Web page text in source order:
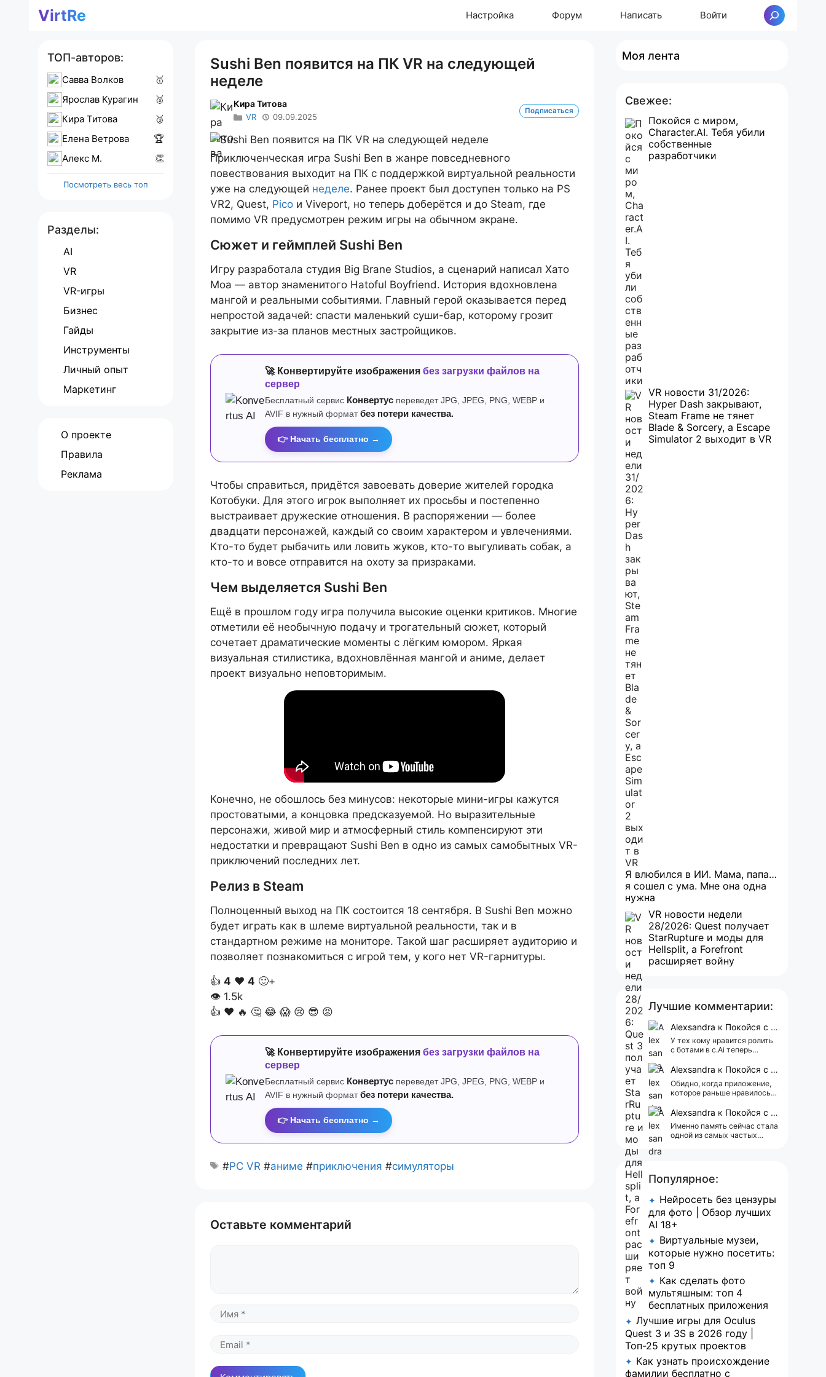
ПерейтиVirtRe Настройка Форум Написать Войти Поиск
Sushi Ben появится на ПК VR на следующей
неделе
Кира Титова
VR 09.09.2025
Подписаться
Приключенческая игра Sushi Ben в жанре повседневного
повествования выходит на ПК с поддержкой виртуальной реальности
уже на следующей неделе. Ранее проект был доступен только на PS
VR2, Quest, Pico и Viveport, но теперь доберётся и до Steam, где
помимо VR предусмотрен режим игры на обычном экране.
Сюжет и геймплей Sushi Ben
Игру разработала студия Big Brane Studios, а сценарий написал Хато
Моа — автор знаменитого Hatoful Boyfriend. История вдохновлена
мангой и реальными событиями. Главный герой оказывается перед
непростой задачей: спасти маленький суши-бар, которому грозит
закрытие из-за планов местных застройщиков.
🚀 Конвертируйте изображения без загрузки файлов на
сервер
Бесплатный сервис Конвертус переведет JPG, JPEG, PNG, WEBP и
AVIF в нужный формат без потери качества.
👉 Начать бесплатно →
Чтобы справиться, придётся завоевать доверие жителей городка
Котобуки. Для этого игрок выполняет их просьбы и постепенно
выстраивает дружеские отношения. В распоряжении — более
двадцати персонажей, каждый со своим характером и увлечениями.
Кто-то будет рыбачить или ловить жуков, кто-то выгуливать собак, а
кто-то и вовсе отправится на охоту за призраками.
Чем выделяется Sushi Ben
Ещё в прошлом году игра получила высокие оценки критиков. Многие
отметили её необычную подачу и трогательный сюжет, который
сочетает драматические моменты с лёгким юмором. Яркая
визуальная стилистика, вдохновлённая мангой и аниме, делает
проект визуально неповторимым.
Конечно, не обошлось без минусов: некоторые мини-игры кажутся
простоватыми, а концовка предсказуемой. Но выразительные
персонажи, живой мир и атмосферный стиль компенсируют эти
недостатки и превращают Sushi Ben в одно из самых самобытных VR-
приключений последних лет.
Релиз в Steam
Полноценный выход на ПК состоится 18 сентября. В Sushi Ben можно
будет играть как в шлеме виртуальной реальности, так и в
стандартном режиме на мониторе. Такой шаг расширяет аудиторию и
позволяет познакомиться с игрой тем, у кого нет VR-гарнитуры.
👍 4 ❤️ 4 🙂+
👁 1.5k
👍 ❤️ 🔥 🤔 😂 😱 😢 😎 😡
🚀 Конвертируйте изображения без загрузки файлов на
сервер
Бесплатный сервис Конвертус переведет JPG, JPEG, PNG, WEBP и
AVIF в нужный формат без потери качества.
👉 Начать бесплатно →
#PC VR #аниме #приключения #симуляторы
Оставьте комментарий
Имя
Email
ТОП-авторов:
Савва Волков
🥇
Ярослав Курагин
🥈
Кира Титова
🥉
Елена Ветрова
🏆
Алекс M.
👏
Посмотреть весь топ
Разделы:
AI
VR
VR-игры
Бизнес
Гайды
Инструменты
Личный опыт
Маркетинг
О проекте
Правила
Реклама
Моя лента
Свежее:
Покойся с миром,
Character.AI. Тебя убили
собственные
разработчики
VR новости 31/2026:
Hyper Dash закрывают,
Steam Frame не тянет
Blade & Sorcery, а Escape
Simulator 2 выходит в VR
Я влюбился в ИИ. Мама, папа…
я сошел с ума. Мне она одна
нужна
VR новости недели
28/2026: Quest получает
StarRupture и моды для
Hellsplit, а Forefront
расширяет войну
Лучшие комментарии:
Alexsandra к Покойся с миром, Character.AI. Тебя убили собственные разработчики
У тех кому нравится ролить
с ботами в c.Ai теперь
АААААА 😁 ХВАТИТ 🤯😖😵‍💫
Alexsandra к Покойся с миром, Character.AI. Тебя убили собственные разработчики
Обидно, когда приложение,
которое раньше нравилось, а
реклама 😢
Alexsandra к Покойся с миром, Character.AI. Тебя убили собственные разработчики
Именно память сейчас стала
одной из самых частых
Популярное:
✦ Нейросеть без цензуры
для фото | Обзор лучших
AI 18+
✦ Виртуальные музеи,
которые нужно посетить:
топ 9
✦ Как сделать фото
мультяшным: топ 4
бесплатных приложения
✦ Лучшие игры для Oculus
Quest 3 и 3S в 2026 году |
Топ-25 крутых проектов
✦ Как узнать происхождение
фамилии бесплатно с